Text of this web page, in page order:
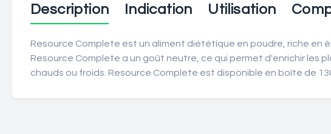
Description Indication Utilisation
Resource Complete est un aliment diététique en poudre, riche en
Resource Complete a un goût neutre, ce qui permet d'enrichir les
chauds ou froids. Resource Complete est disponible en boîte de